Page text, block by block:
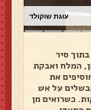
עוגת שוקולד
סיר
המלח ואבקת
את
על אש
למשך 15-20 דקות. כשרואים מן